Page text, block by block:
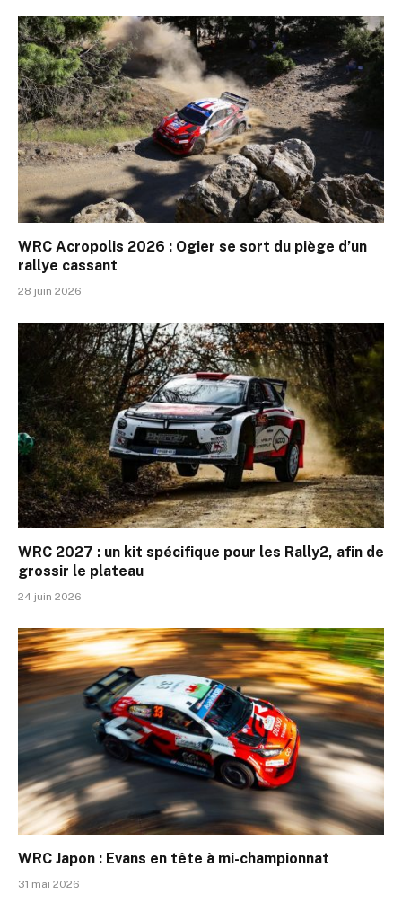
WRC Acropolis 2026 : Ogier se sort du piège d’un
rallye cassant
28 juin 2026
WRC 2027 : un kit spécifique pour les Rally2, afin de
grossir le plateau
24 juin 2026
WRC Japon : Evans en tête à mi-championnat
31 mai 2026